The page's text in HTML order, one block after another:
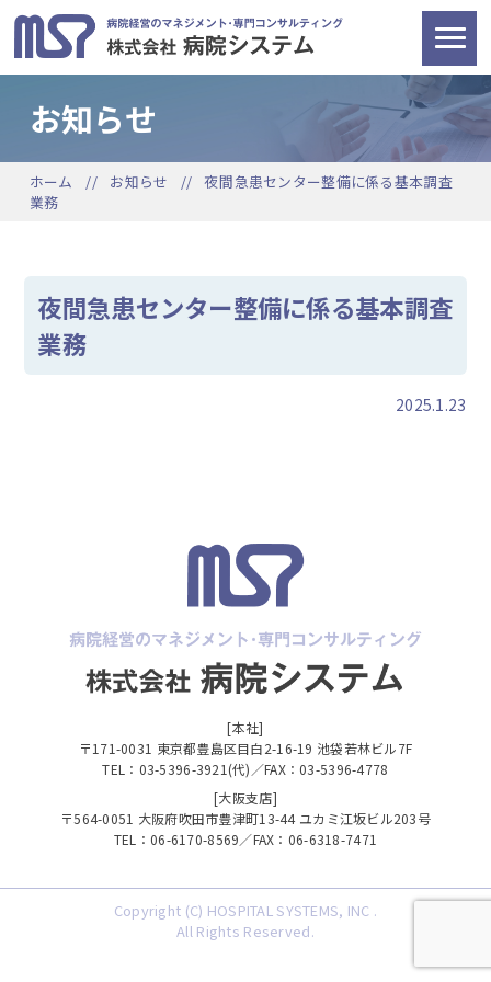
お知らせ
ホーム お知らせ
夜間急患センター整備に係る基本調査
業務
夜間急患センター整備に係る基本調査
業務
2025.1.23
[本社]
〒171-0031 東京都豊島区目白2-16-19 池袋若林ビル7F
TEL：03-5396-3921(代)／FAX：03-5396-4778
[大阪支店]
〒564-0051 大阪府吹田市豊津町13-44 ユカミ江坂ビル203号
TEL：06-6170-8569／FAX：06-6318-7471
Copyright (C) HOSPITAL SYSTEMS, INC .
All Rights Reserved.